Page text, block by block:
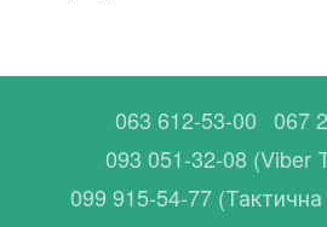
063 612-53-00 067
093 051-32-08 (Viber
099 915-54-77